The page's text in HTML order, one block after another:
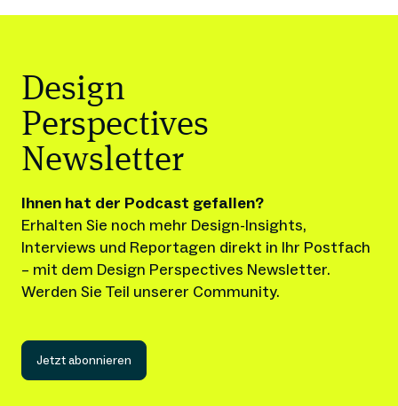
Design
Perspectives
Newsletter
Ihnen hat der Podcast gefallen?
Erhalten Sie noch mehr Design-Insights,
Interviews und Reportagen direkt in Ihr Postfach
– mit dem Design Perspectives Newsletter.
Werden Sie Teil unserer Community.
Jetzt abonnieren